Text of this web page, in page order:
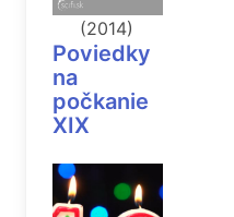
(2014)
Poviedky
na
počkanie
XIX